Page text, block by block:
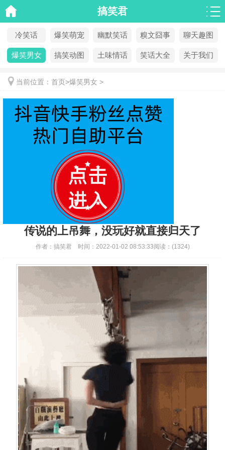
搞笑君
冷笑话 爆笑萌宠 幽默笑话 糗文囧事 聊天趣图
爆笑男女 搞笑动图 土味情话 笑话大全 关于我们
当前位置： 首页>爆笑男女 >
传说的上吊舞，没玩好就直接归天了
作者： 搞笑君 时间： 2022-01-02 08:53:33阅读： (1324)